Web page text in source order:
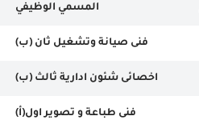
المسمي الوظيفي
فنى صيانة وتشغيل ثان (ب)
اخصائى شئون ادارية ثالث (ب)
فنى طباعة و تصوير اول(أ)